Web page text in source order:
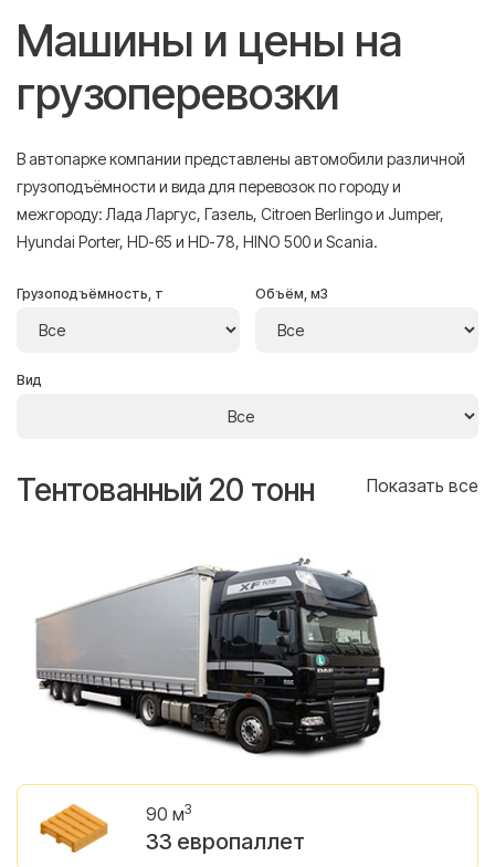
Машины и цены на
грузоперевозки
В автопарке компании представлены автомобили различной
грузоподъёмности и вида для перевозок по городу и
межгороду: Лада Ларгус, Газель, Citroen Berlingo и Jumper,
Hyundai Porter, HD-65 и HD-78, HINO 500 и Scania.
Грузоподъёмность, т Объём, м3
Вид
Тентованный 20 тонн Показать все
90 м3
33 европаллет